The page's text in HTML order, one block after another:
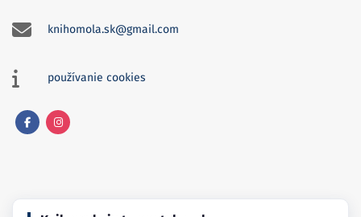
knihomola.sk@gmail.com
používanie cookies